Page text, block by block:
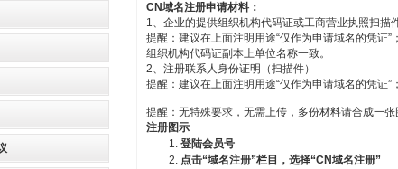
CN域名注册申请材料：
1、企业的提供组织机构代码证或工商营业执照扫描
提醒：建议在上面注明用途“仅作为申请域名的凭证
组织机构代码证副本上单位名称一致。
2、注册联系人身份证明（扫描件）
提醒：建议在上面注明用途“仅作为申请域名的凭证
提醒：无特殊要求，无需上传，多份材料请合成一张
注册图示
登陆会员号
点击“域名注册”栏目，选择“CN域名注册”